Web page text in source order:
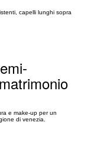
capelli lunghi sopra
e make-up per un
di venezia.